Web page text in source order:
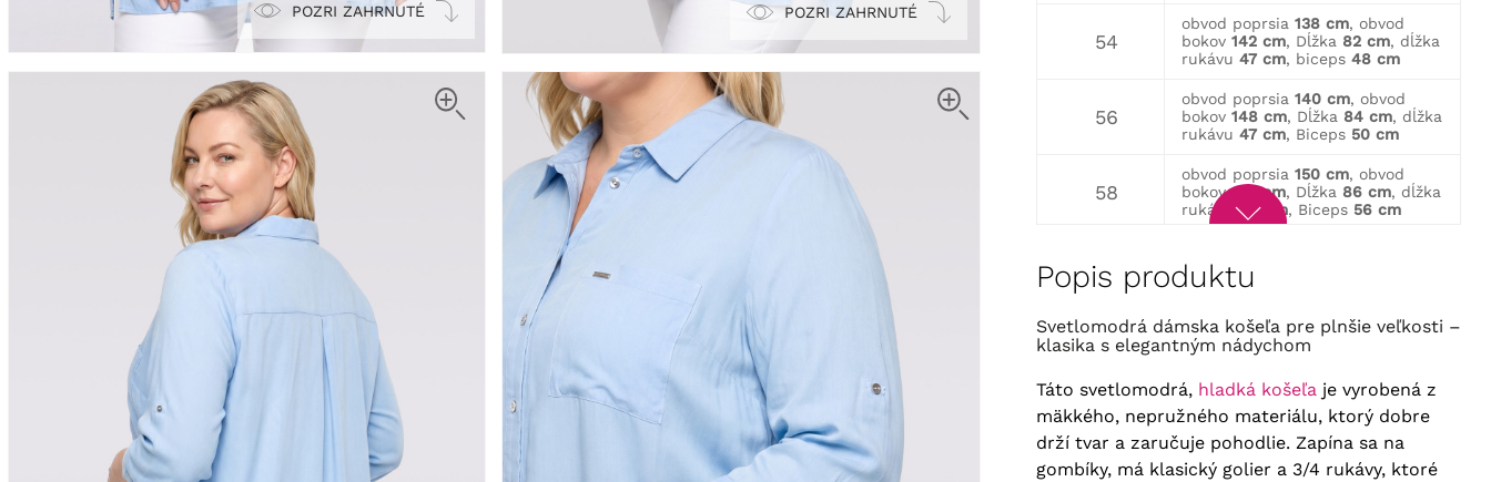
POZRI ZAHRNUTÉ POZRI ZAHRNUTÉ
54
obvod poprsia 138 cm, obvod
bokov 142 cm, Dĺžka 82 cm, dĺžka
rukávu 47 cm, biceps 48 cm
56
obvod poprsia 140 cm, obvod
bokov 148 cm, Dĺžka 84 cm, dĺžka
rukávu 47 cm, Biceps 50 cm
58
obvod poprsia 150 cm, obvod
bokov 156 cm, Dĺžka 86 cm, dĺžka
rukávu
48 cm, Biceps 56 cm
60
bokov
rukávu 48 cm
Popis produktu
Svetlomodrá dámska košeľa pre plnšie veľkosti –
klasika s elegantným nádychom
Táto svetlomodrá, hladká košeľaje vyrobená z
mäkkého, nepružného materiálu, ktorý dobre
drží tvar a zaručuje pohodlie. Zapína sa na
gombíky, má klasický golier a 3/4 rukávy, ktoré